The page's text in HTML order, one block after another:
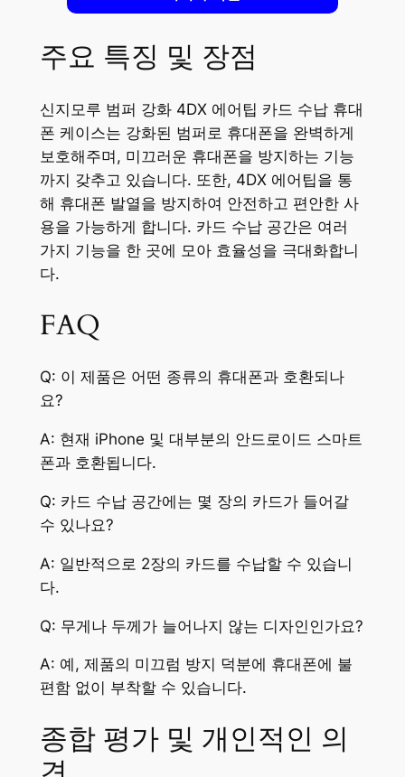
주요 특징 및 장점
신지모루 범퍼 강화 4DX 에어팁 카드 수납 휴대
폰 케이스는 강화된 범퍼로 휴대폰을 완벽하게
보호해주며, 미끄러운 휴대폰을 방지하는 기능
까지 갖추고 있습니다. 또한, 4DX 에어팁을 통
해 휴대폰 발열을 방지하여 안전하고 편안한 사
용을 가능하게 합니다. 카드 수납 공간은 여러
가지 기능을 한 곳에 모아 효율성을 극대화합니
다.
FAQ
Q: 이 제품은 어떤 종류의 휴대폰과 호환되나
요?
A: 현재 iPhone 및 대부분의 안드로이드 스마트
폰과 호환됩니다.
Q: 카드 수납 공간에는 몇 장의 카드가 들어갈
수 있나요?
A: 일반적으로 2장의 카드를 수납할 수 있습니
다.
Q: 무게나 두께가 늘어나지 않는 디자인인가요?
A: 예, 제품의 미끄럼 방지 덕분에 휴대폰에 불
편함 없이 부착할 수 있습니다.
종합 평가 및 개인적인 의